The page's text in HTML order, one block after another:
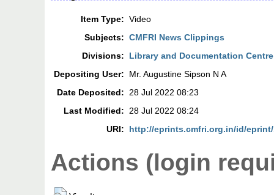
Item Type: Video
Subjects: CMFRI News Clippings
Divisions:
Library and Documentation Centre
Depositing User:
Mr. Augustine Sipson N A
Date Deposited: 28 Jul 2022 08:23
Last Modified: 28 Jul 2022 08:24
URI:
http://eprints.cmfri.org.in/id/eprint/
Actions (login